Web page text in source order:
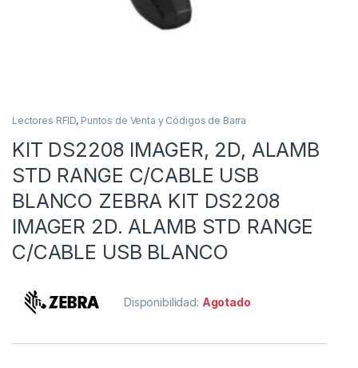
Lectores RFID, Puntos de Venta y Códigos de Barra
KIT DS2208 IMAGER, 2D, ALAMB
STD RANGE C/CABLE USB
BLANCO ZEBRA KIT DS2208
IMAGER 2D. ALAMB STD RANGE
C/CABLE USB BLANCO
Disponibilidad: Agotado